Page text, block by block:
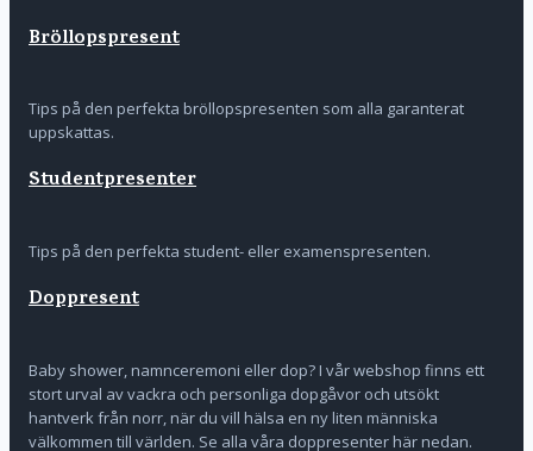
Bröllopspresent
Tips på den perfekta bröllopspresenten som alla garanterat
uppskattas.
Studentpresenter
Tips på den perfekta student- eller examenspresenten.
Doppresent
Baby shower, namnceremoni eller dop? I vår webshop finns ett
stort urval av vackra och personliga dopgåvor och utsökt
hantverk från norr, när du vill hälsa en ny liten människa
välkommen till världen. Se alla våra doppresenter här nedan.